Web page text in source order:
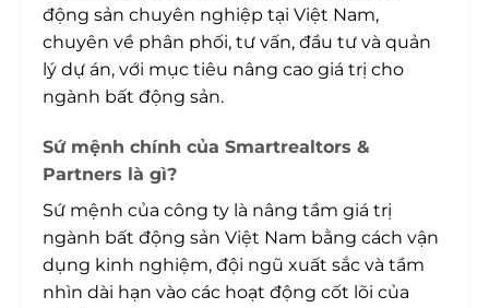
động sản chuyên nghiệp tại Việt Nam,
chuyên về phân phối, tư vấn, đầu tư và quản
lý dự án, với mục tiêu nâng cao giá trị cho
ngành bất động sản.
Sứ mệnh chính của Smartrealtors &
Partners là gì?
Sứ mệnh của công ty là nâng tầm giá trị
ngành bất động sản Việt Nam bằng cách vận
dụng kinh nghiệm, đội ngũ xuất sắc và tầm
nhìn dài hạn vào các hoạt động cốt lõi của